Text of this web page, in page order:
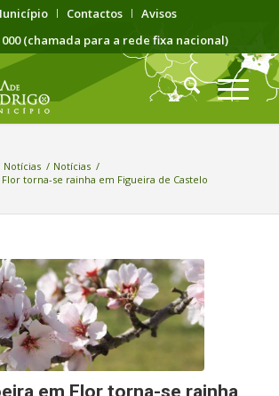
Contactos
Avisos
000 (chamada para a rede fixa nacional)
Notícias / Notícias /
torna-se rainha em Figueira de Castelo
em Flor torna-se rainha